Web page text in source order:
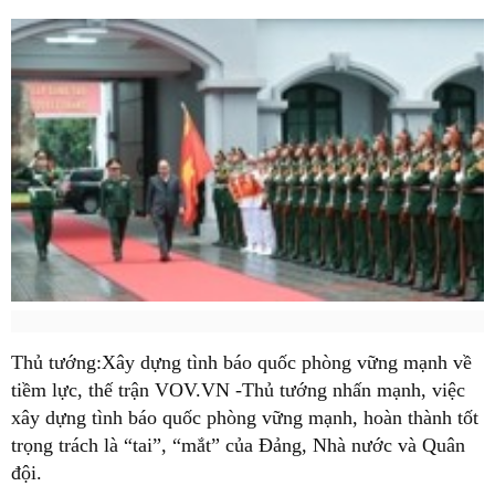
Thủ tướng:Xây dựng tình báo quốc phòng vững mạnh về
tiềm lực, thế trận VOV.VN -Thủ tướng nhấn mạnh, việc
xây dựng tình báo quốc phòng vững mạnh, hoàn thành tốt
trọng trách là “tai”, “mắt” của Đảng, Nhà nước và Quân
đội.